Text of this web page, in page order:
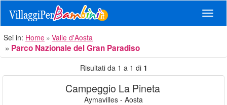
Sei in: Home Valle d'Aosta
Parco Nazionale del Gran Paradiso
Risultati da 1 a 1 di 1
Campeggio La Pineta
Aymavilles - Aosta